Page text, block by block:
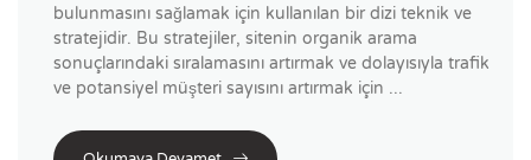
bulunmasını sağlamak için kullanılan bir dizi teknik ve
stratejidir. Bu stratejiler, sitenin organik arama
sonuçlarındaki sıralamasını artırmak ve dolayısıyla trafik
ve potansiyel müşteri sayısını artırmak için ...